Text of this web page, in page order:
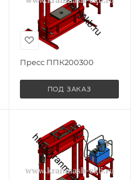
Пресс ППК200300
ПОД ЗАКАЗ